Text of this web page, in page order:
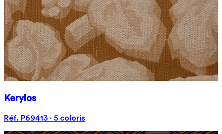
Kerylos
Réf. P69413 · 5 coloris